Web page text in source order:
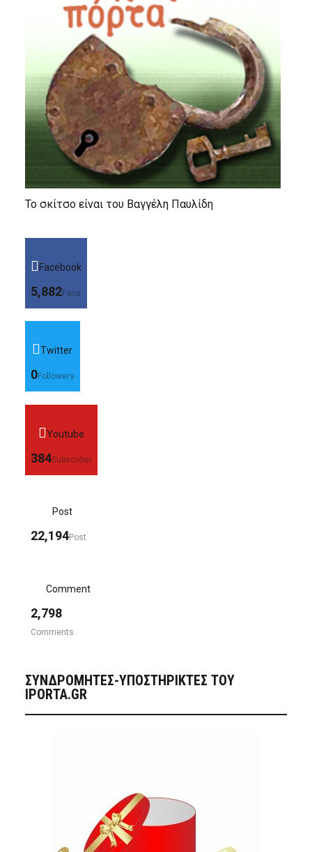
Το σκίτσο είναι του Βαγγέλη Παυλίδη
Facebook
5,882Fans
Twitter
0Followers
Youtube
384Subscriber
Post
22,194Post
Comment
2,798
Comments
ΣΥΝΔΡΟΜΗΤΈΣ-ΥΠΟΣΤΗΡΙΚΤΈΣ ΤΟΥ
IPORTA.GR